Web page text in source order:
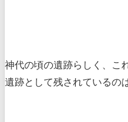
神代の頃の遺跡らしく、こ
遺跡として残されているの